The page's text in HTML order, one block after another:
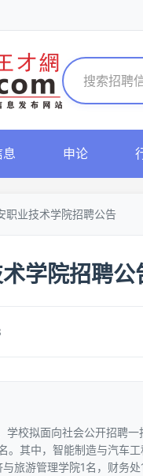
申论
职业技术学院招聘公告
学院招聘公
学校拟面向社会公开招聘
。其中，智能制造与汽车
与旅游管理学院1名，财务